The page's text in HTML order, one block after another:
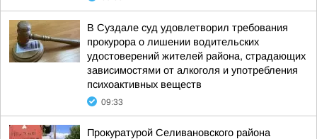
В Суздале суд удовлетворил требования
прокурора о лишении водительских
удостоверений жителей района, страдающих
зависимостями от алкоголя и употребления
психоактивных веществ
09:33
Прокуратурой Селивановского района